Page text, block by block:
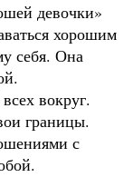
девочки»
хорошим
себя. Она
вокруг.
границы.
с